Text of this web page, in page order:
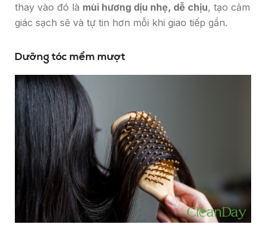
thay vào đó là mùi hương dịu nhẹ, dễ chịu, tạo cảm
giác sạch sẽ và tự tin hơn mỗi khi giao tiếp gần.
Dưỡng tóc mềm mượt